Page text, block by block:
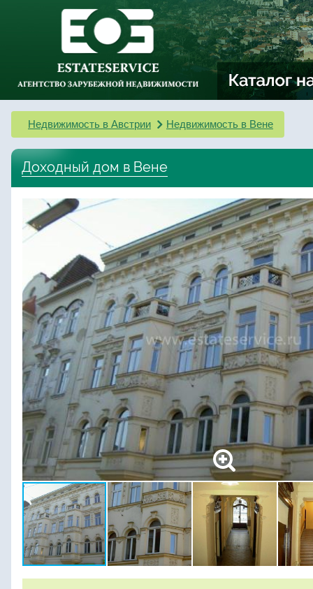
Недвижимость в Австрии Недвижимость в Вене
Доходный дом в Вене